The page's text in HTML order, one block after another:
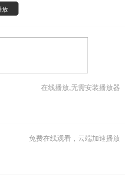
放
在线播放,无需安装播放器
免费在线观看，云端加速播放